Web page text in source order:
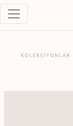
KOLEKSİYONLAR